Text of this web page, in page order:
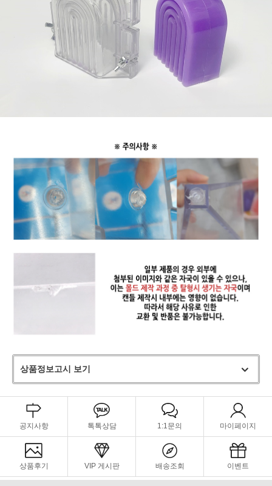
상품정보고시 보기
공지사항 톡톡상담 1:1문의 마이페이지
상품후기 VIP 게시판 배송조회 이벤트